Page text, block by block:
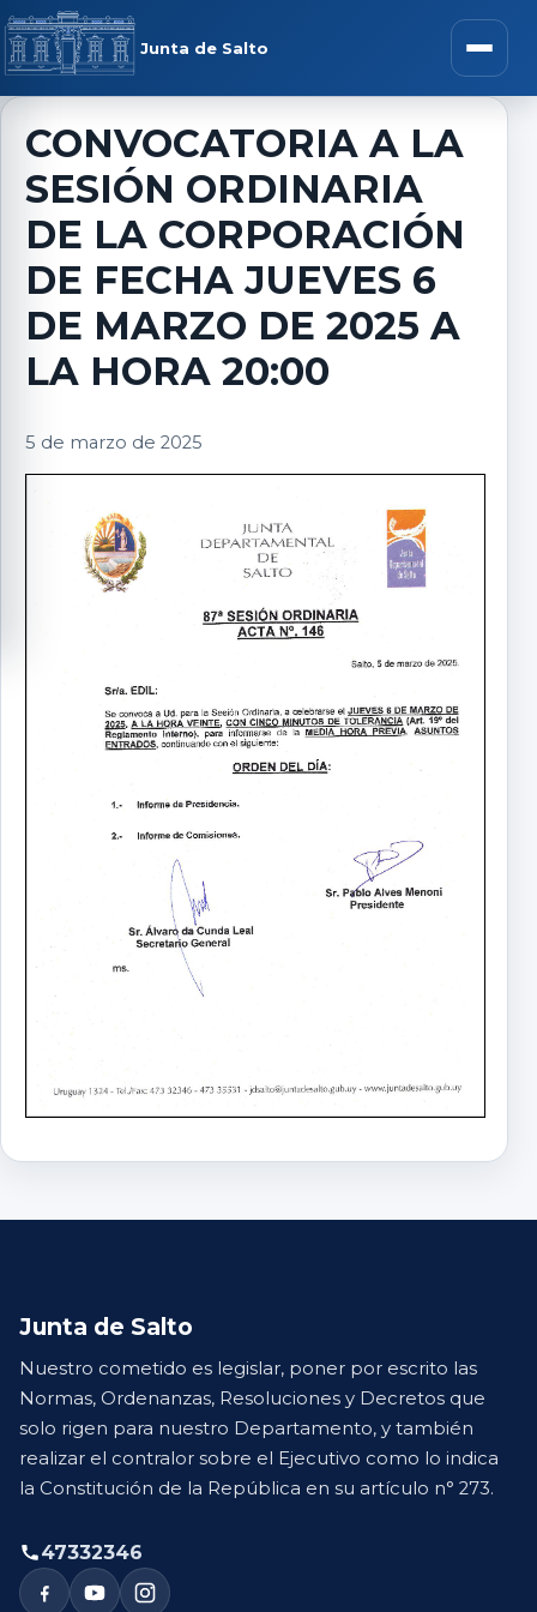
Saltar al contenido
Junta de Salto Abrir
menú
CONVOCATORIA A LA
SESIÓN ORDINARIA
DE LA CORPORACIÓN
DE FECHA JUEVES 6
DE MARZO DE 2025 A
LA HORA 20:00
5 de marzo de 2025
Junta de Salto
Nuestro cometido es legislar, poner por escrito las
Normas, Ordenanzas, Resoluciones y Decretos que
solo rigen para nuestro Departamento, y también
realizar el contralor sobre el Ejecutivo como lo indica
la Constitución de la República en su artículo n° 273.
47332346